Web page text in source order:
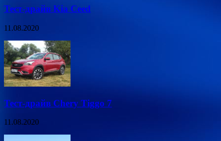
Тест-драйв Kia Ceed
11.08.2020
Тест-драйв Chery Tiggo 7
11.08.2020